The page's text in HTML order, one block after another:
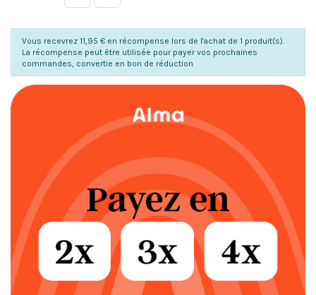
Vous recevrez 11,95 € en récompense lors de l'achat de 1 produit(s).
La récompense peut être utilisée pour payer vos prochaines
commandes, convertie en bon de réduction